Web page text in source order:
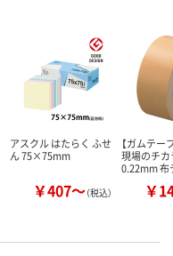
カ
アスクル はたらく ふせ
ん 75×75mm
￥407～（税込）
【ガムテー
現場のチカ
0.22mm
￥